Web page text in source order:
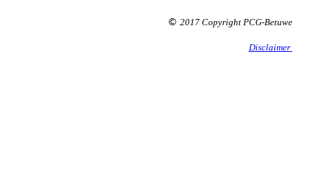
© 2017 Copyright PCG-Betuwe
Disclaimer